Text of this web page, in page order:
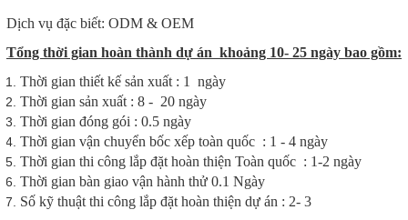
Dịch vụ đặc biết: ODM & OEM
Tổng thời gian hoàn thành dự án khoảng 10- 25 ngày bao gồm:
Thời gian thiết kế sản xuất : 1 ngày
Thời gian sản xuất : 8 - 20 ngày
Thời gian đóng gói : 0.5 ngày
Thời gian vận chuyển bốc xếp toàn quốc : 1 - 4 ngày
Thời gian thi công lắp đặt hoàn thiện Toàn quốc : 1-2 ngày
Thời gian bàn giao vận hành thử 0.1 Ngày
Số kỹ thuật thi công lắp đặt hoàn thiện dự án : 2- 3